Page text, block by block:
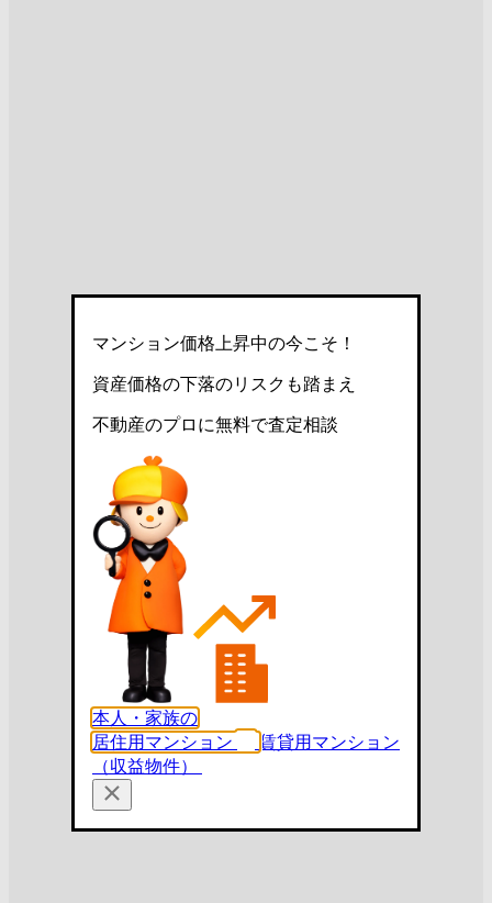
マンション価格上昇中の今こそ！
資産価格の下落のリスクも踏まえ
不動産のプロに無料で査定相談
本人・家族の
居住用マンション
賃貸用マンション
（収益物件）